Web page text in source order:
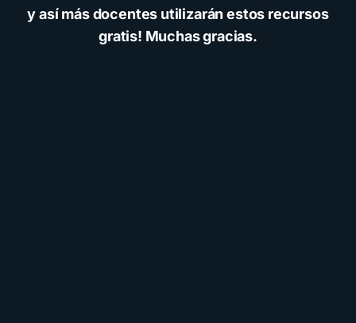
y así más docentes utilizarán estos recursos
gratis! Muchas gracias.